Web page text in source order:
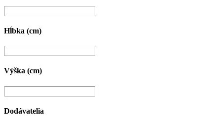
Hĺbka (cm)
Výška (cm)
Dodávatelia